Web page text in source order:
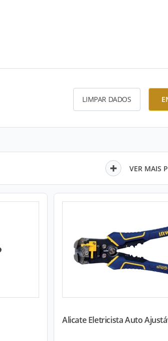
LIMPAR DADOS
VER MAIS
Alicate Eletricista Auto